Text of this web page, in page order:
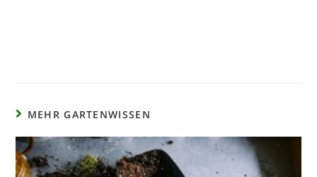
MEHR GARTENWISSEN